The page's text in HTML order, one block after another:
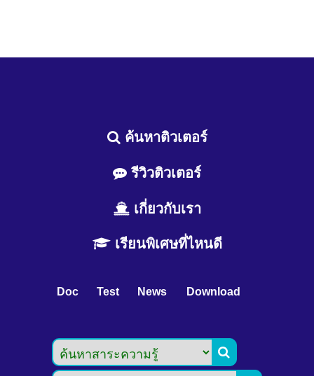
ค้นหาติวเตอร์
รีวิวติวเตอร์
เกี่ยวกับเรา
เรียนพิเศษที่ไหนดี
Doc Test News Download
